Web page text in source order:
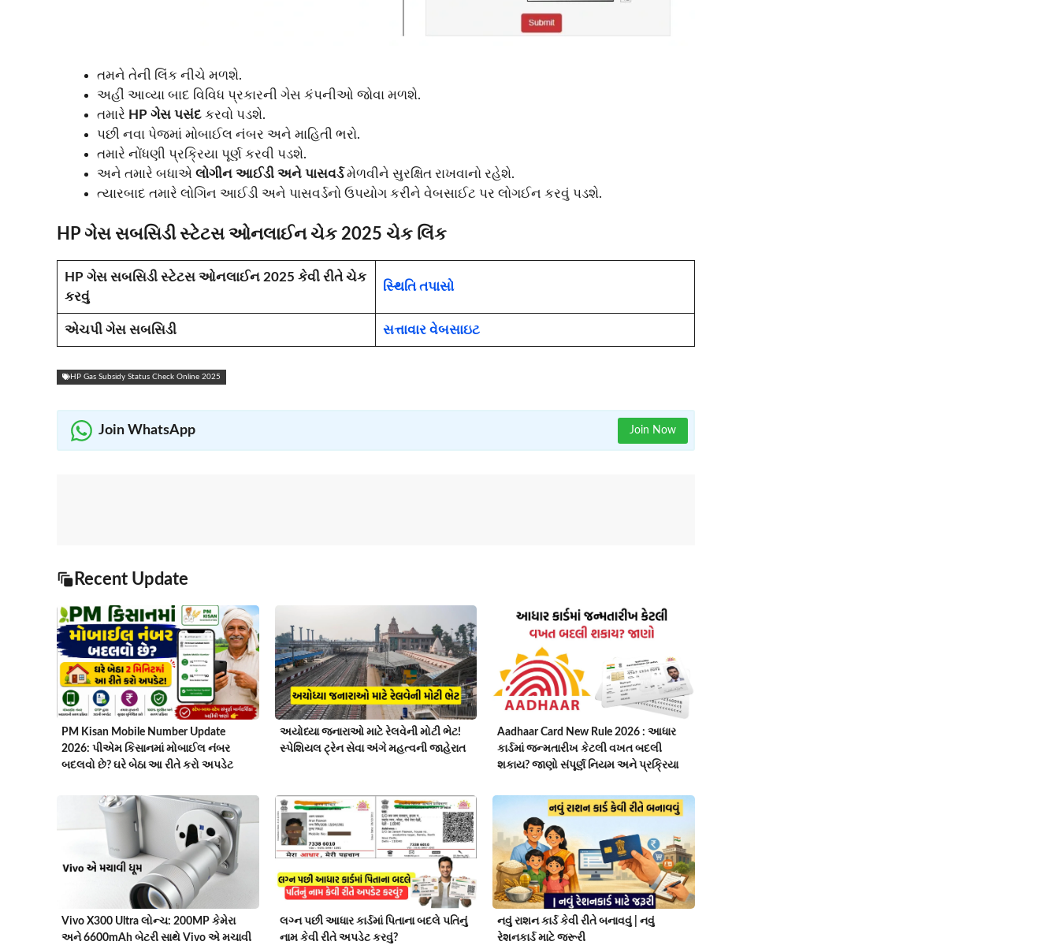
તમને તેની લિંક નીચે મળશે.
અહીં આવ્યા બાદ વિવિધ પ્રકારની ગેસ કંપનીઓ જોવા મળશે.
તમારે HP ગેસ પસંદ કરવો પડશે.
પછી નવા પેજમાં મોબાઈલ નંબર અને માહિતી ભરો.
તમારે નોંધણી પ્રક્રિયા પૂર્ણ કરવી પડશે.
અને તમારે બધાએ લોગીન આઈડી અને પાસવર્ડમેળવીને સુરક્ષિત રાખવાનો રહેશે.
ત્યારબાદ તમારે લોગિન આઈડી અને પાસવર્ડનો ઉપયોગ કરીને વેબસાઈટ પર લોગઈન કરવું પડશે.
HP ગેસ સબસિડી સ્ટેટસ ઓનલાઈન ચેક 2025 ચેક લિંક
HP ગેસ સબસિડી સ્ટેટસ ઓનલાઈન 2025 કેવી રીતે ચેક
કરવું
સ્થિતિ તપાસો
એચપી ગેસ સબસિડી સત્તાવાર વેબસાઇટ
HP Gas Subsidy Status Check Online 2025
Join WhatsApp Join Now
Recent Update
PM Kisan Mobile Number Update
2026: પીએમ કિસાનમાં મોબાઈલ નંબર
બદલવો છે? ઘરે બેઠા આ રીતે કરો અપડેટ
અયોધ્યા જનારાઓ માટે રેલવેની મોટી ભેટ!
સ્પેશિયલ ટ્રેન સેવા અંગે મહત્વની જાહેરાત
Aadhaar Card New Rule 2026 : આધાર
કાર્ડમાં જન્મતારીખ કેટલી વખત બદલી
શકાય? જાણો સંપૂર્ણ નિયમ અને પ્રક્રિયા
Vivo X300 Ultra લોન્ચ: 200MP કેમેરા
અને 6600mAh બેટરી સાથે Vivo એ મચાવી
લગ્ન પછી આધાર કાર્ડમાં પિતાના બદલે પતિનું
નામ કેવી રીતે અપડેટ કરવું?
નવું રાશન કાર્ડ કેવી રીતે બનાવવું | નવું
રેશનકાર્ડ માટે જરૂરી